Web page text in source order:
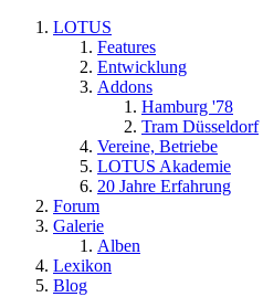
LOTUS
Features
Entwicklung
Addons
Hamburg '78
Tram Düsseldorf
Vereine, Betriebe
LOTUS Akademie
20 Jahre Erfahrung
Forum
Galerie
Alben
Lexikon
Blog